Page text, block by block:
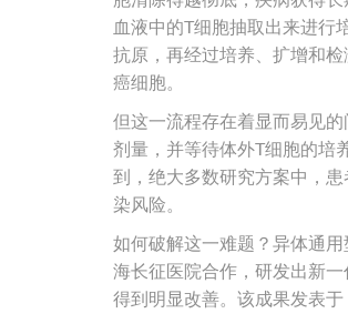
血液中的T细胞抽取出来进行
抗原，再经过培养、扩增和
癌细胞。
但这一流程存在着显而易见
剂量，并等待体外T细胞的培
到，绝大多数研究方案中，
染风险。
如何破解这一难题？异体通
海长征医院合作，研发出新
得到明显改善。该成果发表